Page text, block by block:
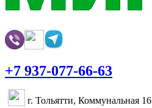
+7 937-077-66-63
г. Тольятти, Коммунальная 16